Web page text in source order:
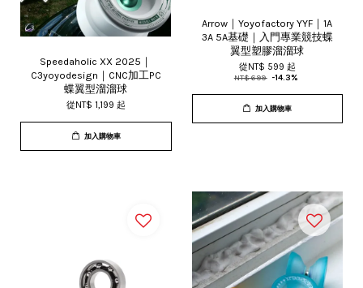
Speedaholic XX 2025｜
C3yoyodesign｜CNC加工PC
蝶翼型溜溜球
從NT$ 1,199 起
加入購物車
Arrow｜Yoyofactory YYF｜1A
3A 5A基礎｜入門專業競技蝶
翼型塑膠溜溜球
從NT$ 599 起
NT$ 699 -14.3%
加入購物車